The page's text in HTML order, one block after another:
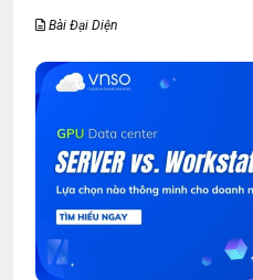
Bài Đại Diện